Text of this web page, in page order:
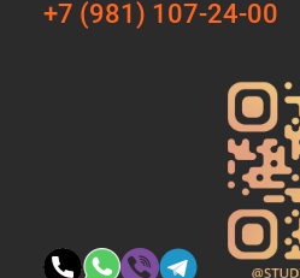
+7 (981) 107-24-00